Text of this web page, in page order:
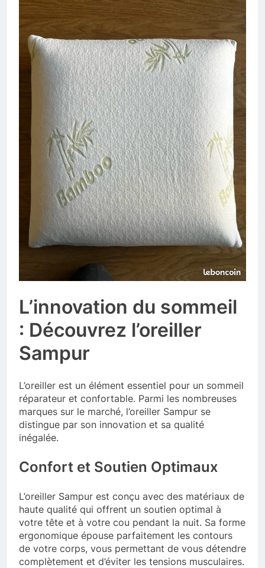
L’innovation du sommeil
: Découvrez l’oreiller
Sampur
L’oreiller est un élément essentiel pour un sommeil
réparateur et confortable. Parmi les nombreuses
marques sur le marché, l’oreiller Sampur se
distingue par son innovation et sa qualité
inégalée.
Confort et Soutien Optimaux
L’oreiller Sampur est conçu avec des matériaux de
haute qualité qui offrent un soutien optimal à
votre tête et à votre cou pendant la nuit. Sa forme
ergonomique épouse parfaitement les contours
de votre corps, vous permettant de vous détendre
complètement et d’éviter les tensions musculaires.